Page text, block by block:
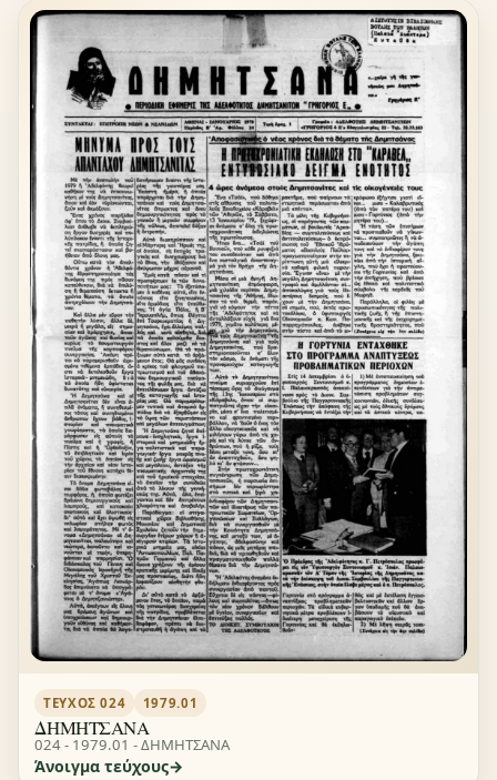
ΤΕΎΧΟΣ 024 1979.01
ΔΗΜΗΤΣΑΝΑ
024 - 1979.01 - ΔΗΜΗΤΣΑΝΑ
Άνοιγμα τεύχους